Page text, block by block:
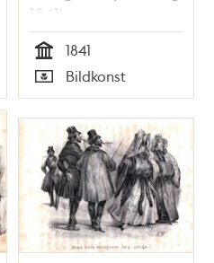
1841)
Tid
1841
Typ
Bildkonst